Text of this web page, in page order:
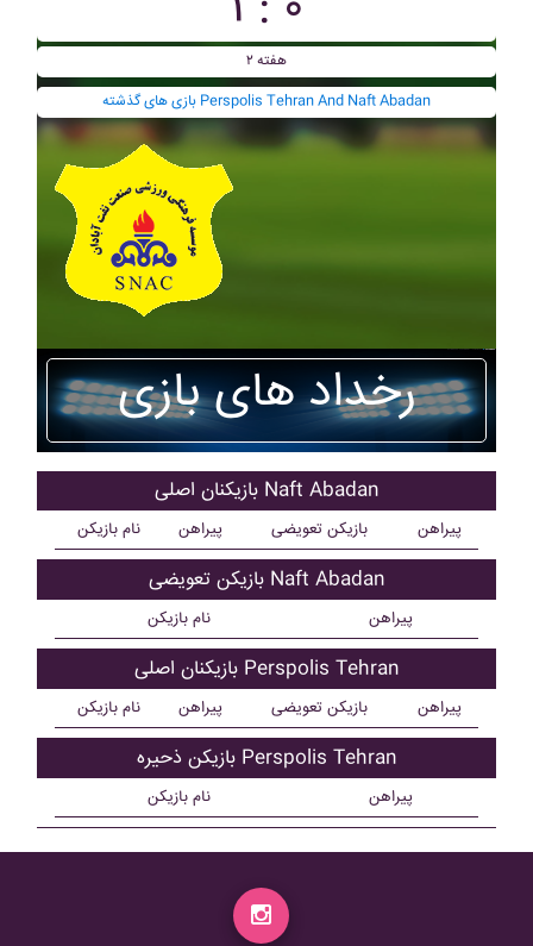
هفته ۲
بازی های گذشته Perspolis Tehran And Naft Abadan
رخداد های بازی
بازیکنان اصلی Naft Abadan
نام بازیکن پیراهن بازیکن تعویضی پیراهن
بازیکن تعویضی Naft Abadan
نام بازیکن پیراهن
بازیکنان اصلی Perspolis Tehran
نام بازیکن پیراهن بازیکن تعویضی پیراهن
بازیکن ذحیره Perspolis Tehran
نام بازیکن پیراهن